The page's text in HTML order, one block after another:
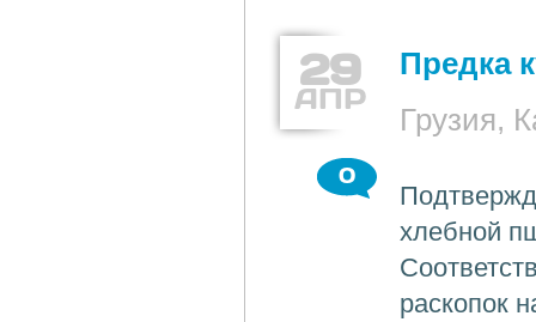
29
АПР
Предка
Грузия,
0
хлебной
раскопок